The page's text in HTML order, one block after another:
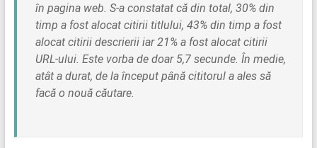
în pagina web. S-a constatat că din total, 30% din
timp a fost alocat citirii titlului, 43% din timp a fost
alocat citirii descrierii iar 21% a fost alocat citirii
URL-ului. Este vorba de doar 5,7 secunde. În medie,
atât a durat, de la început până cititorul a ales să
facă o nouă căutare.